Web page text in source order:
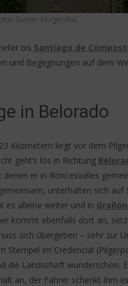
Gunter Morgenthal
bis Santiago de
und Begegnungen auf dem
in Belorado
Kilometern liegt vor dem
geht’s los in Richtung
er in Roncesvalles
unterhalten sich
es alleine weiter und in Grañón
kommt ebenfalls dort an,
sich übergeben – sehr zur
Stempel im Credencial
die Landschaft
an, der Fahrer schenkt ihm